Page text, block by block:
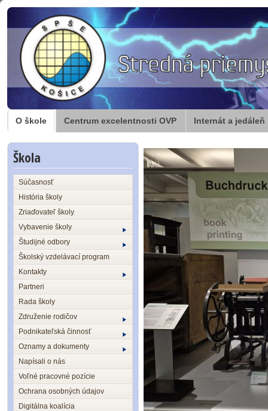
O škole Centrum excelentnosti OVP Internát a jedáleň
Škola
Súčasnosť
História školy
Zriaďovateľ školy
Vybavenie školy
Študijné odbory
Školský vzdelávací program
Kontakty
Partneri
Rada školy
Združenie rodičov
Podnikateľská činnosť
Oznamy a dokumenty
Napísali o nás
Voľné pracovné pozície
Ochrana osobných údajov
Digitálna koalícia